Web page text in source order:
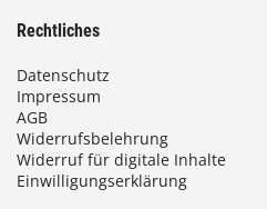
Rechtliches
Datenschutz
Impressum
AGB
Widerrufsbelehrung
Widerruf für digitale Inhalte
Einwilligungserklärung